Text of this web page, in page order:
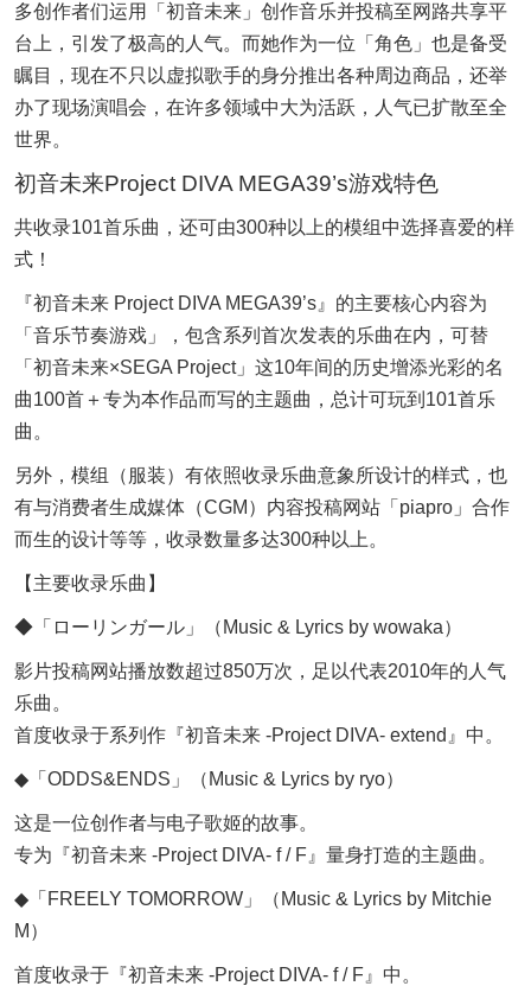
多创作者们运用「初音未来」创作音乐并投稿至网路共享平
台上，引发了极高的人气。而她作为一位「角色」也是备受
瞩目，现在不只以虚拟歌手的身分推出各种周边商品，还举
办了现场演唱会，在许多领域中大为活跃，人气已扩散至全
世界。
初音未来Project DIVA MEGA39’s游戏特色
共收录101首乐曲，还可由300种以上的模组中选择喜爱的样
式！
『初音未来 Project DIVA MEGA39’s』的主要核心内容为
「音乐节奏游戏」，包含系列首次发表的乐曲在内，可替
「初音未来×SEGA Project」这10年间的历史增添光彩的名
曲100首＋专为本作品而写的主题曲，总计可玩到101首乐
曲。
另外，模组（服装）有依照收录乐曲意象所设计的样式，也
有与消费者生成媒体（CGM）内容投稿网站「piapro」合作
而生的设计等等，收录数量多达300种以上。
【主要收录乐曲】
◆「ローリンガール」（Music & Lyrics by wowaka）
影片投稿网站播放数超过850万次，足以代表2010年的人气
乐曲。
首度收录于系列作『初音未来 -Project DIVA- extend』中。
◆「ODDS&ENDS」（Music & Lyrics by ryo）
这是一位创作者与电子歌姬的故事。
专为『初音未来 -Project DIVA- f / F』量身打造的主题曲。
◆「FREELY TOMORROW」（Music & Lyrics by Mitchie
M）
首度收录于『初音未来 -Project DIVA- f / F』中。